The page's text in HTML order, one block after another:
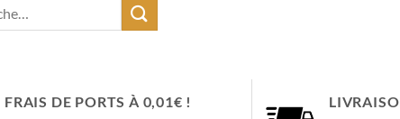
FRAIS DE PORTS À 0,01€ !